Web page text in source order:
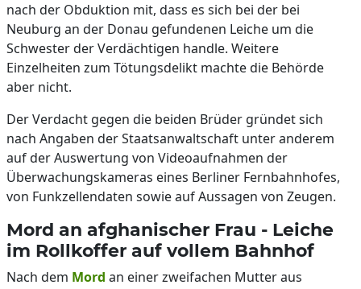
nach der Obduktion mit, dass es sich bei der bei
Neuburg an der Donau gefundenen Leiche um die
Schwester der Verdächtigen handle. Weitere
Einzelheiten zum Tötungsdelikt machte die Behörde
aber nicht.
Der Verdacht gegen die beiden Brüder gründet sich
nach Angaben der Staatsanwaltschaft unter anderem
auf der Auswertung von Videoaufnahmen der
Überwachungskameras eines Berliner Fernbahnhofes,
von Funkzellendaten sowie auf Aussagen von Zeugen.
Mord an afghanischer Frau - Leiche
im Rollkoffer auf vollem Bahnhof
Nach dem Mord an einer zweifachen Mutter aus